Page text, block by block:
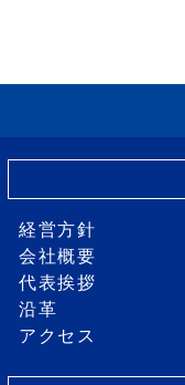
経営方針
会社概要
代表挨拶
沿革
アクセス